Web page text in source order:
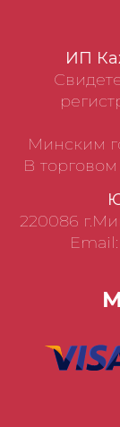
ИП
Минским
В торговом
220086